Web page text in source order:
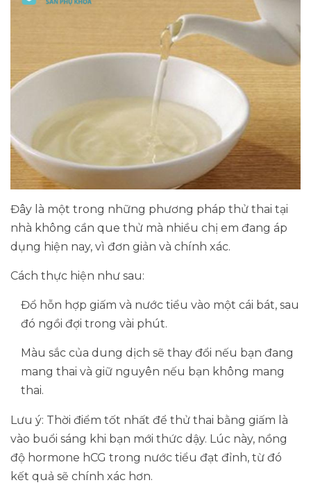
Đây là một trong những phương pháp thử thai tại
nhà không cần que thử mà nhiều chị em đang áp
dụng hiện nay, vì đơn giản và chính xác.
Cách thực hiện như sau:
Đổ hỗn hợp giấm và nước tiểu vào một cái bát, sau
đó ngồi đợi trong vài phút.
Màu sắc của dung dịch sẽ thay đổi nếu bạn đang
mang thai và giữ nguyên nếu bạn không mang
thai.
Lưu ý: Thời điểm tốt nhất để thử thai bằng giấm là
vào buổi sáng khi bạn mới thức dậy. Lúc này, nồng
độ hormone hCG trong nước tiểu đạt đỉnh, từ đó
kết quả sẽ chính xác hơn.